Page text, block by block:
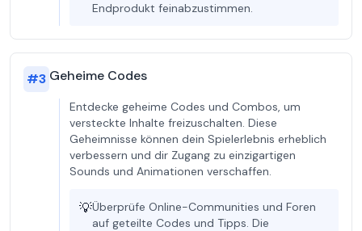
Endprodukt feinabzustimmen.
#3 Geheime Codes
Entdecke geheime Codes und Combos, um
versteckte Inhalte freizuschalten. Diese
Geheimnisse können dein Spielerlebnis erheblich
verbessern und dir Zugang zu einzigartigen
Sounds und Animationen verschaffen.
💡Überprüfe Online-Communities und Foren
auf geteilte Codes und Tipps. Die